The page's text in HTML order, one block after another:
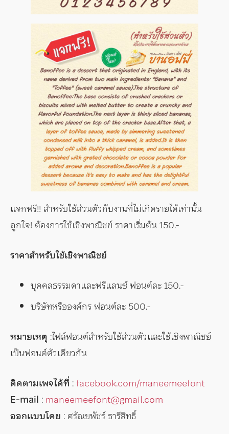
แจกฟรี!! สำหรับใช้ส่วนตัวกับงานที่ไม่เกิดรายได้เท่านั้น
ถูกใจ! ต้องการใช้เชิงพาณิชย์ ราคาเริ่มต้น 150.-
ราคาสำหรับใช้เชิงพาณิชย์
บุคคลธรรมดาและฟรีแลนซ์ ฟอนต์ละ 150.-
บริษัทหรือองค์กร ฟอนต์ละ 500.-
หมายเหตุ :ไฟล์ฟอนต์สำหรับใช้ส่วนตัวและใช้เชิงพาณิชย์
เป็นฟอนต์ตัวเดียวกัน
ติดตามเพจได้ที่ :facebook.com/maneemeefont
E-mail : maneemeefont@gmail.com
ออกแบบโดย : ศรัณยพัชร์ ธารีสิทธิ์